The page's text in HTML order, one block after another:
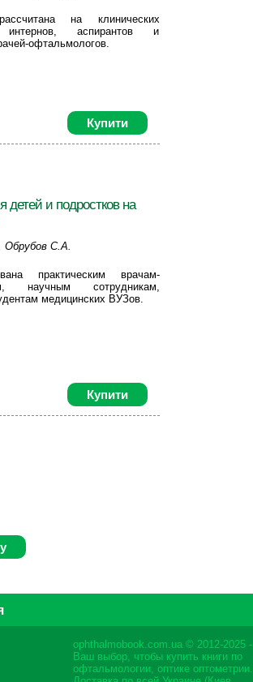
на клинических
интернов, аспирантов и
офтальмологов.
Купити
детей и подростков на
Обрубов С.А.
практическим врачам-
научным сотрудникам,
медицинских ВУЗов.
Купити
ophthalmobook.com.ua © 2012-2025 -
Ваш выбор, чтобы купить книги по
офтальмологии, оптике оптометрии.